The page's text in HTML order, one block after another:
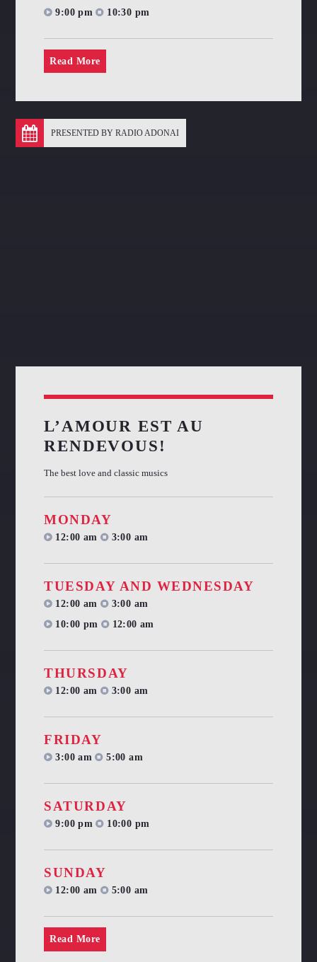
9:00 pm
10:30 pm
Read More
PRESENTED BY RADIO ADONAI
L’AMOUR EST AU
RENDEVOUS!
The best love and classic musics
MONDAY
12:00 am 3:00 am
TUESDAY AND WEDNESDAY
12:00 am
3:00 am
10:00 pm
12:00 am
THURSDAY
12:00 am 3:00 am
FRIDAY
3:00 am 5:00 am
SATURDAY
9:00 pm 10:00 pm
SUNDAY
12:00 am 5:00 am
Read More